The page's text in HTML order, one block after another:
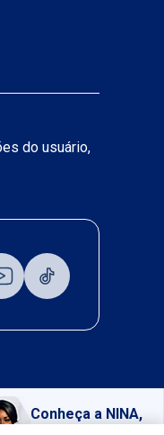
Conheça a NINA,
do usuário,